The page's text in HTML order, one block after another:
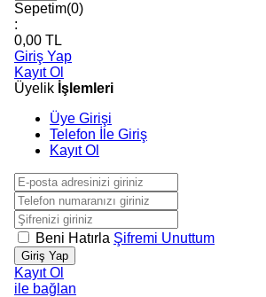
Sepetim(0)
:
0,00 TL
Giriş Yap
Kayıt Ol
Üyelik İşlemleri
Üye Girişi
Telefon İle Giriş
Kayıt Ol
Beni Hatırla Şifremi Unuttum
Giriş Yap
Kayıt Ol
ile bağlan